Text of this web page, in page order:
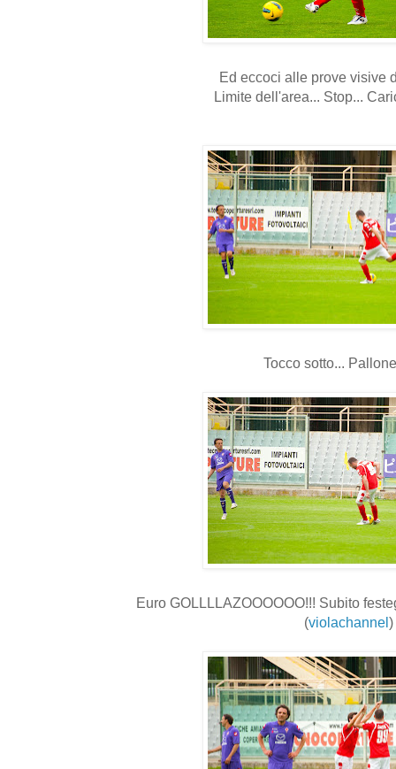
Ed eccoci alle prove visive
Limite dell'area... Stop...
Tocco sotto...
Euro GOLLLLAZOOOOOO!!! Subito
(violachannel)